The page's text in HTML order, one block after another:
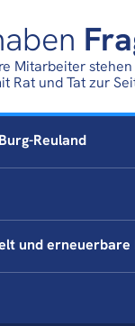
Mitarbeiter
Rat und Tat zur
Burg-Reuland
underneuerbare